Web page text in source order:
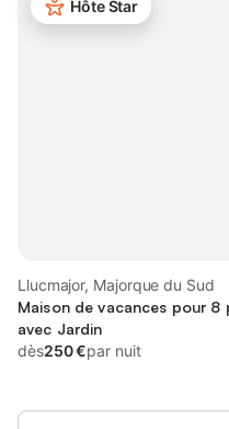
Hôte Star
Llucmajor, Majorque du Sud
Maison de vacances pour 8
avec Jardin
dès250 €par nuit